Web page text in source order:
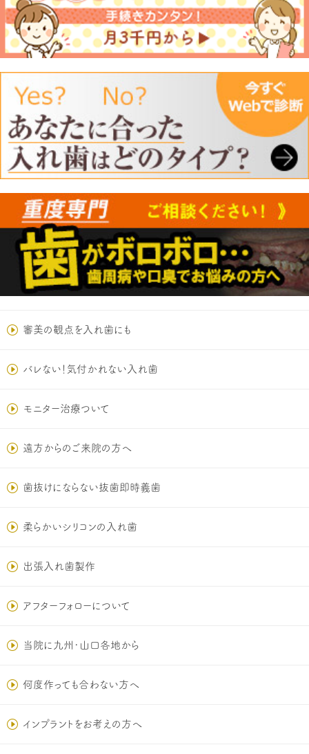
審美の観点を入れ歯にも
バレない！気付かれない入れ歯
モニター治療ついて
遠方からのご来院の方へ
歯抜けにならない抜歯即時義歯
柔らかいシリコンの入れ歯
出張入れ歯製作
アフターフォローについて
当院に九州･山口各地から
何度作っても合わない方へ
インプラントをお考えの方へ